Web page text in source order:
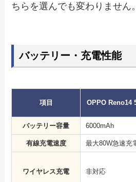
ちらを選んでも変わりません。
バッテリー・充電性能
項目 OPPO Reno14
バッテリー容量 6000mAh
有線充電速度 最大80W急速充
ワイヤレス充電 非対応